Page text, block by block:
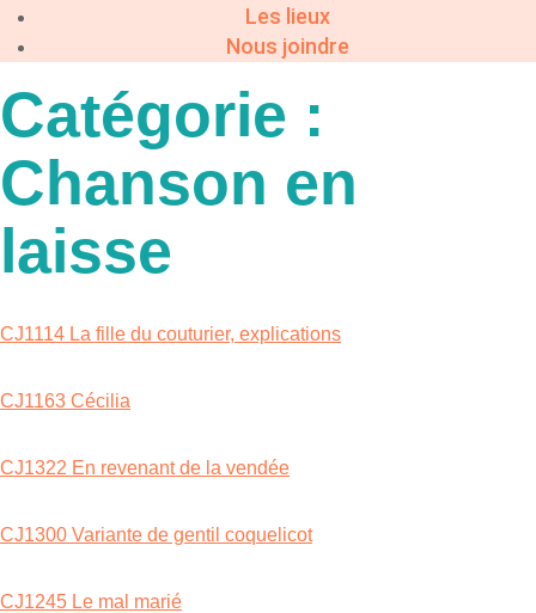
Les lieux
Nous joindre
Catégorie :
Chanson en
laisse
CJ1114 La fille du couturier, explications
CJ1163 Cécilia
CJ1322 En revenant de la vendée
CJ1300 Variante de gentil coquelicot
CJ1245 Le mal marié